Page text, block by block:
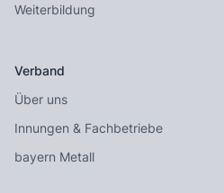
Weiterbildung
Verband
Über uns
Innungen & Fachbetriebe
bayern Metall